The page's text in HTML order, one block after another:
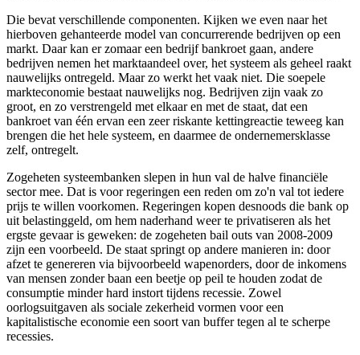
Die bevat verschillende componenten. Kijken we even naar het
hierboven gehanteerde model van concurrerende bedrijven op een
markt. Daar kan er zomaar een bedrijf bankroet gaan, andere
bedrijven nemen het marktaandeel over, het systeem als geheel raakt
nauwelijks ontregeld. Maar zo werkt het vaak niet. Die soepele
markteconomie bestaat nauwelijks nog. Bedrijven zijn vaak zo
groot, en zo verstrengeld met elkaar en met de staat, dat een
bankroet van één ervan een zeer riskante kettingreactie teweeg kan
brengen die het hele systeem, en daarmee de ondernemersklasse
zelf, ontregelt.
Zogeheten systeembanken slepen in hun val de halve financiële
sector mee. Dat is voor regeringen een reden om zo'n val tot iedere
prijs te willen voorkomen. Regeringen kopen desnoods die bank op
uit belastinggeld, om hem naderhand weer te privatiseren als het
ergste gevaar is geweken: de zogeheten bail outs van 2008-2009
zijn een voorbeeld. De staat springt op andere manieren in: door
afzet te genereren via bijvoorbeeld wapenorders, door de inkomens
van mensen zonder baan een beetje op peil te houden zodat de
consumptie minder hard instort tijdens recessie. Zowel
oorlogsuitgaven als sociale zekerheid vormen voor een
kapitalistische economie een soort van buffer tegen al te scherpe
recessies.